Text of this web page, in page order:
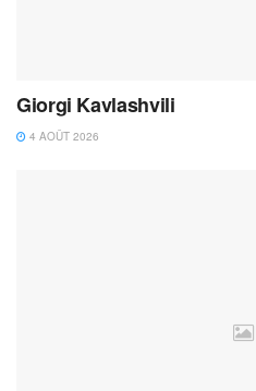
Giorgi Kavlashvili
4 AOÛT 2026